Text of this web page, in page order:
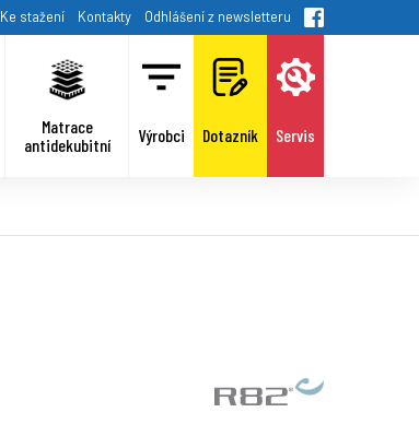
Ke stažení Kontakty Odhlášení z newsletteru
Matrace
antidekubitní
Výrobci Dotazník Servis